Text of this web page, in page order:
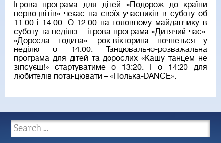
Ігрова програма для дітей «Подорож до країни
первоцвітів» чекає на своїх учасників в суботу об
11:00 і 14:00. О 12:00 на головному майданчику в
суботу та неділю – ігрова програма «Дитячий час».
«Доросла година»: рок-вікторина почнеться у
неділю о 14:00. Танцювально-розважальна
програма для дітей та дорослих «Кашу танцем не
зіпсуєш!» стартуватиме о 13:20. І о 14:20 для
любителів потанцювати – «Полька-DANCE».